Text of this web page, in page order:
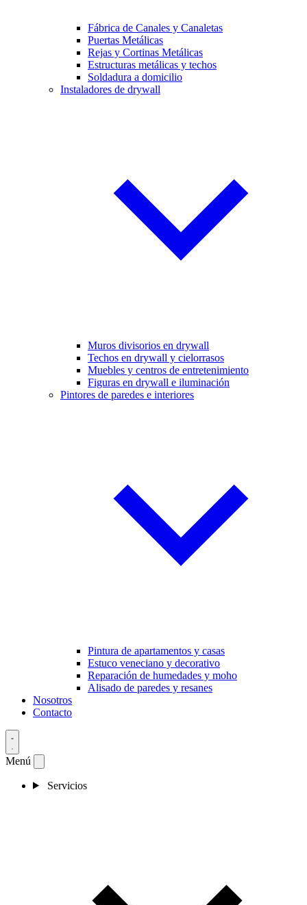
Fábrica de Canales y Canaletas
Puertas Metálicas
Rejas y Cortinas Metálicas
Estructuras metálicas y techos
Soldadura a domicilio
Instaladores de drywall
Muros divisorios en drywall
Techos en drywall y cielorrasos
Muebles y centros de entretenimiento
Figuras en drywall e iluminación
Pintores de paredes e interiores
Pintura de apartamentos y casas
Estuco veneciano y decorativo
Reparación de humedades y moho
Alisado de paredes y resanes
Nosotros
Contacto
Menú
Servicios